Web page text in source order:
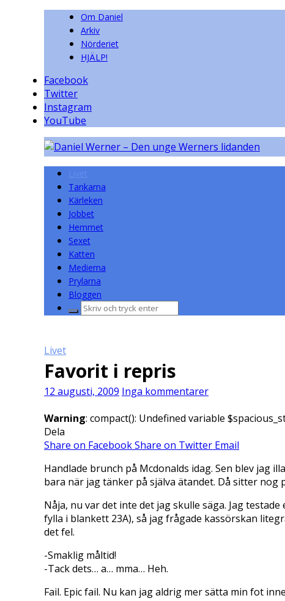
Om Daniel
Arkiv
Nörderiet
HJÄLP!
Facebook
Twitter
Instagram
YouTube
Tankarna
Kärleken
Jobbet
Hemmet
Sexet
Katten
Medierna
Prylarna
Bloggen
Sök
Livet
Favorit i repris
12 augusti, 2009 Inga kommentarer
Warning: compact(): Undefined variable
Dela
Share on FacebookShare on Twitter Email
Handlade brunch på Mcdonalds idag. Sen blev jag
bara när jag tänker på själva ätandet. Då sitter
Nåja, nu var det inte det jag skulle säga. Jag
fylla i blankett 23A), så jag frågade kassörskan
det fel.
-Smaklig måltid!
-Tack dets… a… mma… Heh.
Fail. Epic fail. Nu kan jag aldrig mer sätta min fot